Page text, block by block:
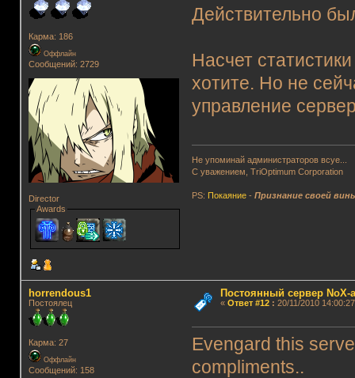
Карма: 186
Оффлайн
Сообщений: 2729
Director
Awards
Действительно
Насчет
хотите. Но не
управление
Не упоминай администраторов всуе...
С уважением, TriOptimum Corporation
PS: Покаяние -Признание своей
horrendous1
Постоялец
Карма: 27
Оффлайн
Сообщений: 158
Постоянный сервер NoX-а
« Ответ #12: 20/11/2010
Evengard this
compliments..